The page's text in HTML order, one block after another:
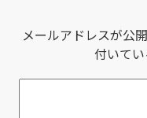
メールアドレスが公
付いて